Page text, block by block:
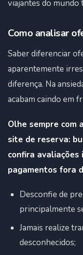
viajantes do mundo
Como analisar
Saber diferenciar
aparentemente
diferença. Na
acabam caindo em
Olhe sempre com
site de reserva:
confira
pagamentos fora
Desconfie de
principalmente
Jamais realize
desconhecidos;